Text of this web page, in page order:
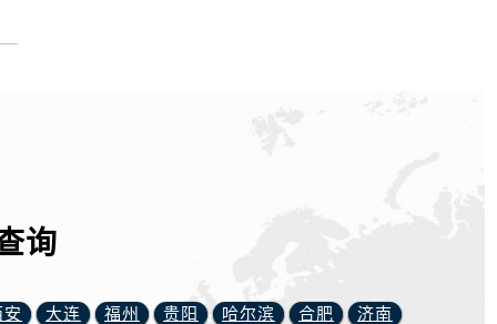
询
安 大连 福州 贵阳 哈尔滨 合肥
济南